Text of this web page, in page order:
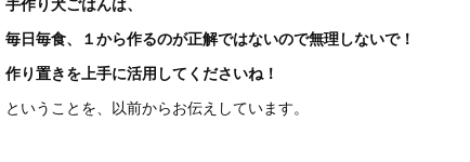
毎日毎食、１から作るのが正解ではないので無理しないで！
作り置きを上手に活用してくださいね！
ということを、以前からお伝えしています。